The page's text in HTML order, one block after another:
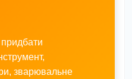
зварювальне